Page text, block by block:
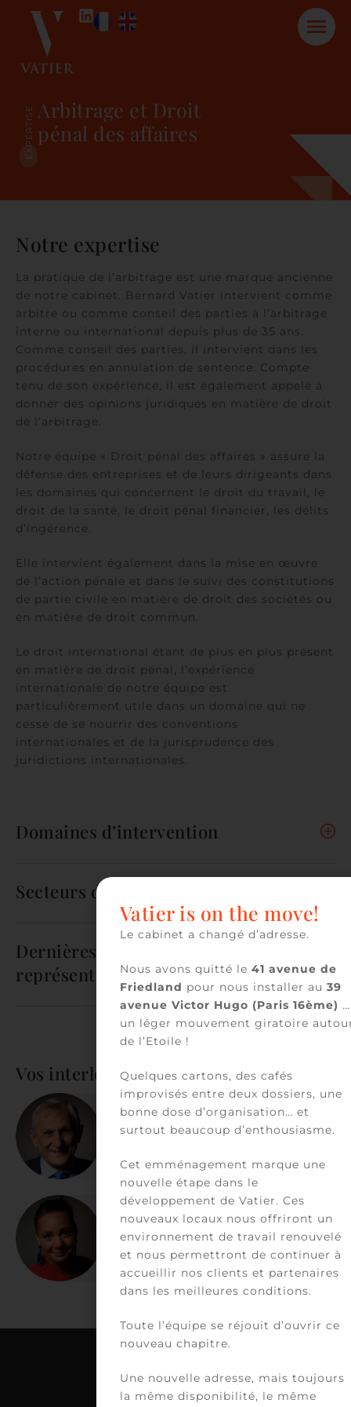
EXPERTISE Arbitrage et Droit
pénal des affaires
Notre expertise
La pratique de l’arbitrage est une marque ancienne
de notre cabinet. Bernard Vatier intervient comme
arbitre ou comme conseil des parties à l’arbitrage
interne ou international depuis plus de 35 ans.
Comme conseil des parties, il intervient dans les
procédures en annulation de sentence. Compte
tenu de son expérience, il est également appelé à
donner des opinions juridiques en matière de droit
de l’arbitrage.
Notre équipe « Droit pénal des affaires » assure la
défense des entreprises et de leurs dirigeants dans
les domaines qui concernent le droit du travail, le
droit de la santé, le droit pénal financier, les délits
d’ingérence.
Elle intervient également dans la mise en œuvre
de l’action pénale et dans le suivi des constitutions
de partie civile en matière de droit des sociétés ou
en matière de droit commun.
Le droit international étant de plus en plus présent
en matière de droit pénal, l’expérience
internationale de notre équipe est
particulièrement utile dans un domaine qui ne
cesse de se nourrir des conventions
internationales et de la jurisprudence des
juridictions internationales.
Domaines d’intervention
Secteurs d'activité
Dernières opérations
représentatives
Vos interlocuteurs
arrow_forward
Bernard Vatier
arrow_forward
Delphine Jaafar
Associée
Vatier is on the move!
Le cabinet a changé d’adresse.
Nous avons quitté le 41 avenue de
Friedland pour nous installer au 39
avenue Victor Hugo (Paris 16ème) …
un léger mouvement giratoire
de l’Etoile !
Quelques cartons, des cafés
improvisés entre deux dossiers, une
bonne dose d’organisation… et
surtout beaucoup d’enthousiasme.
Cet emménagement marque une
nouvelle étape dans le
développement de Vatier. Ces
nouveaux locaux nous offriront un
environnement de travail renouvelé
et nous permettront de continuer à
accueillir nos clients et partenaires
dans les meilleures conditions.
Toute l’équipe se réjouit d’ouvrir ce
nouveau chapitre.
Une nouvelle adresse, mais toujours
la même disponibilité, le même